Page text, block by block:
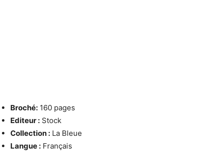
Broché: 160 pages
Editeur : Stock
Collection : La Bleue
Langue : Français